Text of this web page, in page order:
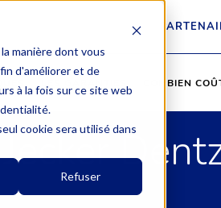
manière dont vous
d'améliorer et de
à la fois sur ce site web
cookie sera utilisé dans
Refuser
COMBIEN